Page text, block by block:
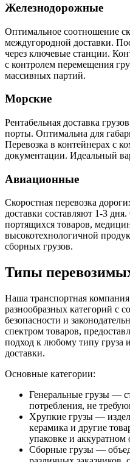
Железнодорожные
Оптимальное соотношение
междугородной доставки.
через ключевые станции.
с контролем перемещения
массивных партий.
Морские
Рентабельная доставка
порты. Оптимальна для
Перевозка в контейнерах с
документации. Идеальный
Авиационные
Скоростная перевозка
доставки составляют 1-3
портящихся товаров,
высокотехнологичной
сборных грузов.
Типы
Наша транспортная
разнообразных категорий с
безопасности и
спектром товаров,
подход к любому типу груза
доставки.
Основные категории:
Генеральные грузы —
потребления, не
Хрупкие грузы —
керамика и другие
упаковке и
Сборные грузы —